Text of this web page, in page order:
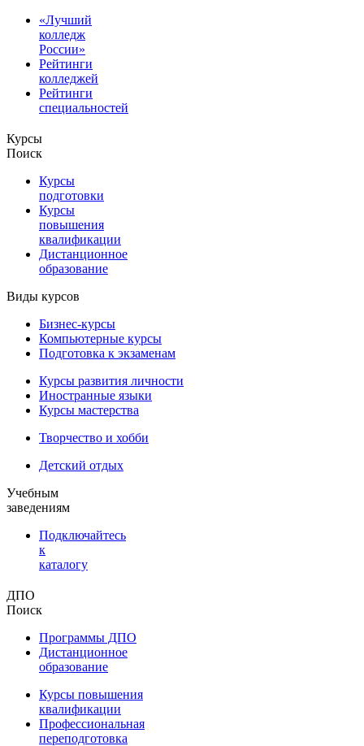
«Лучший
колледж
России»
Рейтинги
колледжей
Рейтинги
специальностей
Курсы
Поиск
Курсы
подготовки
Курсы
повышения
квалификации
Дистанционное
образование
Виды курсов
Бизнес-курсы
Компьютерные курсы
Подготовка к экзаменам
Курсы развития личности
Иностранные языки
Курсы мастерства
Творчество и хобби
Детский отдых
Учебным
заведениям
Подключайтесь
к
каталогу
ДПО
Поиск
Программы ДПО
Дистанционное
образование
Курсы повышения
квалификации
Профессиональная
переподготовка